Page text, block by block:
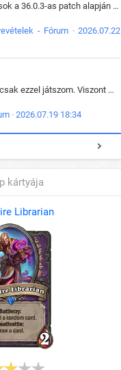
Kártya változások a 36.0.3-as patch alapján frissítve az adatbázisban (képek is cserélve).
- Fórum · 2026.07.22
Amióta bejött, csak ezzel játszom. Viszont mint minden más - akár az alapjáték is, ez is baromira összetett lett. Néha már pár kör után is esélytelen az egész. Vagy irreállisan túltápol valaki, vagy lelép a partner, vagy csak hülye mint a segg. És amikor eljönne az én időm, na akkor jön el mindenki másé is. Engem jobban érdekelne, hogy ki milyen ratingen szokott játszani. Na ez lenne egy érdekes adat.
· 2026.07.19 18:34
kártyája
Librarian